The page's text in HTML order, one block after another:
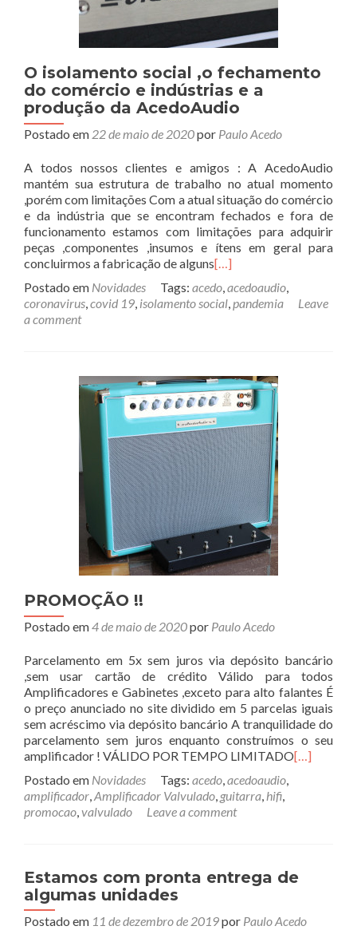
O isolamento social ,o fechamento
do comércio e indústrias e a
produção da AcedoAudio
Postado em 22 de maio de 2020por Paulo Acedo
A todos nossos clientes e amigos : A AcedoAudio
mantém sua estrutura de trabalho no atual momento
,porém com limitações Com a atual situação do comércio
e da indústria que se encontram fechados e fora de
funcionamento estamos com limitações para adquirir
peças ,componentes ,insumos e ítens em geral para
concluirmos a fabricação de alguns[…]
Postado em Novidades Tags: acedo,acedoaudio,
coronavirus,covid 19, isolamento social,pandemia
Leave
a comment
PROMOÇÃO !!
Postado em4 de maio de 2020por Paulo Acedo
Parcelamento em 5x sem juros via depósito bancário
,sem usar cartão de crédito Válido para todos
Amplificadores e Gabinetes ,exceto para alto falantes É
o preço anunciado no site dividido em 5 parcelas iguais
sem acréscimo via depósito bancário A tranquilidade do
parcelamento sem juros enquanto construímos o seu
amplificador ! VÁLIDO POR TEMPO LIMITADO[…]
Postado em Novidades Tags: acedo,acedoaudio,
amplificador,Amplificador Valvulado, guitarra, hifi,
promocao,valvulado Leave a comment
Estamos com pronta entrega de
algumas unidades
Postado em 11 de dezembro de 2019por Paulo Acedo